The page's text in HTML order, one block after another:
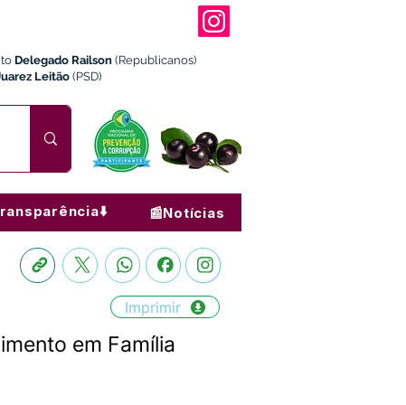
Delegado Railson (Republicanos)
Leitão (PSD)
📰Notícias
Imprimir
em Família